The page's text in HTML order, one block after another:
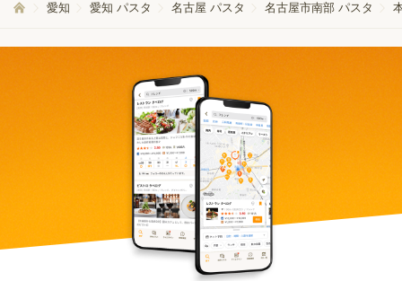
愛知 愛知 パスタ 名古屋 パスタ 名古屋市南部 パスタ